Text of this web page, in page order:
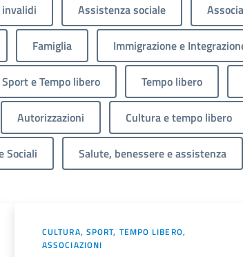
Assistenza sociale
Famiglia Immigrazione e
Sport e Tempo libero Tempo libero
Autorizzazioni Cultura e tempo libero
Sociali Salute, benessere e assistenza
CULTURA, SPORT, TEMPO LIBERO,
ASSOCIAZIONI